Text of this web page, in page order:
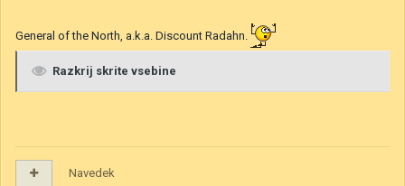
General of the North, a.k.a. Discount Radahn.
Razkrij skrite vsebine
Navedek